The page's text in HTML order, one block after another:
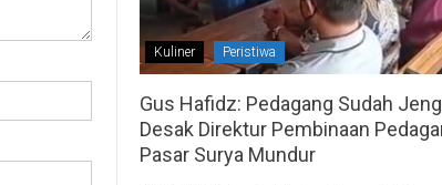
Kuliner Peristiwa
Gus Hafidz: Pedagang Sudah
Desak Direktur Pembinaan
Pasar Surya Mundur